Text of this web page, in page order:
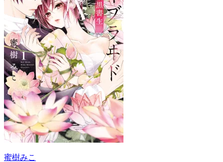
蜜樹みこ